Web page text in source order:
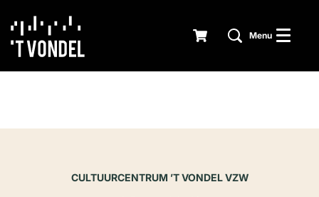
Menu
CULTUURCENTRUM ’T VONDEL VZW